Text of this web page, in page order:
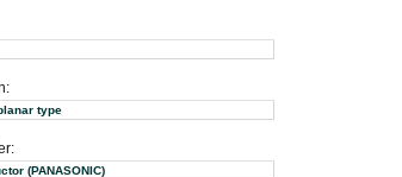
type
Panasonic Semiconductor (PANASONIC)